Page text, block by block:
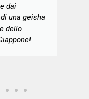
dai
una geisha
dello